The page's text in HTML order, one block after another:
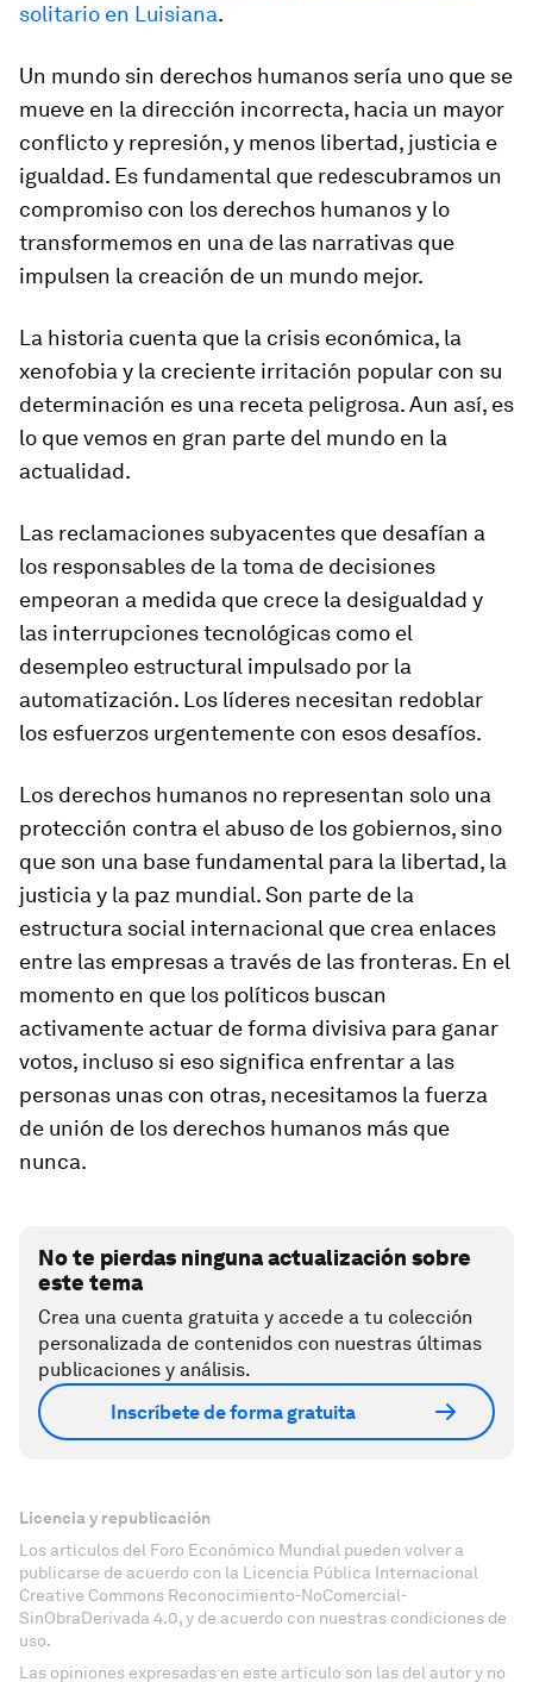
solitario en Luisiana.
Un mundo sin derechos humanos sería uno que se
mueve en la dirección incorrecta, hacia un mayor
conflicto y represión, y menos libertad, justicia e
igualdad. Es fundamental que redescubramos un
compromiso con los derechos humanos y lo
transformemos en una de las narrativas que
impulsen la creación de un mundo mejor.
La historia cuenta que la crisis económica, la
xenofobia y la creciente irritación popular con su
determinación es una receta peligrosa. Aun así, es
lo que vemos en gran parte del mundo en la
actualidad.
Las reclamaciones subyacentes que desafían a
los responsables de la toma de decisiones
empeoran a medida que crece la desigualdad y
las interrupciones tecnológicas como el
desempleo estructural impulsado por la
automatización. Los líderes necesitan redoblar
los esfuerzos urgentemente con esos desafíos.
Los derechos humanos no representan solo una
protección contra el abuso de los gobiernos, sino
que son una base fundamental para la libertad, la
justicia y la paz mundial. Son parte de la
estructura social internacional que crea enlaces
entre las empresas a través de las fronteras. En el
momento en que los políticos buscan
activamente actuar de forma divisiva para ganar
votos, incluso si eso significa enfrentar a las
personas unas con otras, necesitamos la fuerza
de unión de los derechos humanos más que
nunca.
No te pierdas ninguna actualización sobre
este tema
Crea una cuenta gratuita y accede a tu colección
personalizada de contenidos con nuestras últimas
publicaciones y análisis.
Inscríbete de forma gratuita
Licencia y republicación
Los artículos del Foro Económico Mundial pueden volver a
publicarse de acuerdo con la Licencia Pública Internacional
Creative Commons Reconocimiento-NoComercial-
SinObraDerivada 4.0, y de acuerdo con nuestras condiciones de
uso.
Las opiniones expresadas en este artículo son las del autor y no